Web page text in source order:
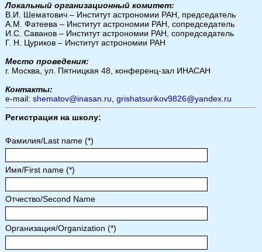
Локальный организационный комитет:
В.И. Шематович – Институт астрономии РАН, председатель
А.М. Фатеева – Институт астрономии РАН, сопредседатель
И.С. Саванов – Институт астрономии РАН, сопредседатель
Г. Н. Цуриков – Институт астрономии РАН
Место проведения:
г. Москва, ул. Пятницкая 48, конференц-зал ИНАСАН
Контакты:
e-mail: shematov@inasan.ru grishatsurikov9826@yandex.ru
Регистрация на школу:
Фамилия/Last name (*)
Имя/First name (*)
Отчество/Second Name
Организация/Organization (*)